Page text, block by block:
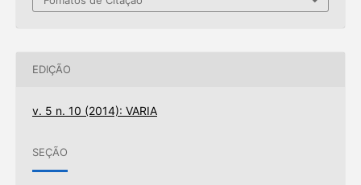
EDIÇÃO
v. 5 n. 10 (2014): VARIA
SEÇÃO